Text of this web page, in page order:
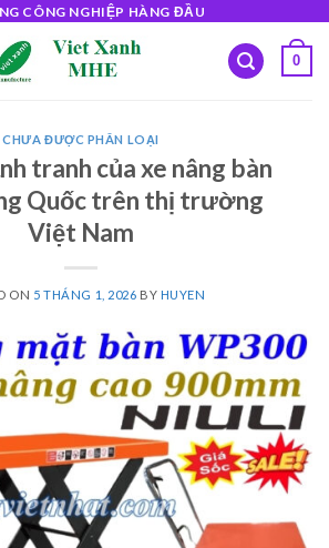
CÔNG NGHIỆP HÀNG ĐẦU
0
CHƯA ĐƯỢC PHÂN LOẠI
tranh của xe nâng bàn
Quốc trên thị trường
Việt Nam
ON 5 THÁNG 1, 2026 BY HUYEN